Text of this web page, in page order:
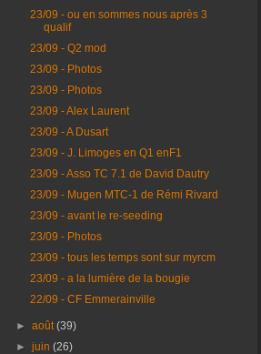
23/09 - ou en sommes nous après 3
qualif
23/09 - Q2 mod
23/09 - Photos
23/09 - Photos
23/09 - Alex Laurent
23/09 - A Dusart
23/09 - J. Limoges en Q1 enF1
23/09 - Asso TC 7.1 de David Dautry
23/09 - Mugen MTC-1 de Rémi Rivard
23/09 - avant le re-seeding
23/09 - Photos
23/09 - tous les temps sont sur myrcm
23/09 - a la lumière de la bougie
22/09 - CF Emmerainville
►août(39)
►juin(26)